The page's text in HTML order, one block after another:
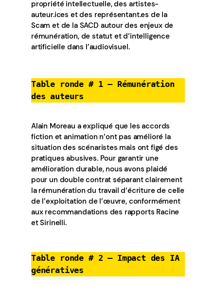
propriété intellectuelle, des artistes-
auteur.ices et des représentant.es de la
Scam et de la SACD autour des enjeux de
rémunération, de statut et d’intelligence
artificielle dans l’audiovisuel.
Table ronde # 1 – Rémunération
des auteurs
Alain Moreau a expliqué que les accords
fiction et animation n’ont pas amélioré la
situation des scénaristes mais ont figé des
pratiques abusives. Pour garantir une
amélioration durable, nous avons plaidé
pour un double contrat séparant clairement
la rémunération du travail d’écriture de celle
de l’exploitation de l’œuvre, conformément
aux recommandations des rapports Racine
et Sirinelli.
Table ronde # 2 – Impact des IA
génératives